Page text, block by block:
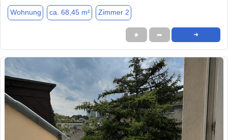
Wohnung ca. 68,45 m² Zimmer 2
★ ➦ ➜